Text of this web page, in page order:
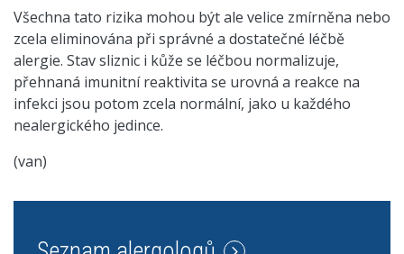
Všechna tato rizika mohou být ale velice zmírněna nebo
zcela eliminována při správné a dostatečné léčbě
alergie. Stav sliznic i kůže se léčbou normalizuje,
přehnaná imunitní reaktivita se urovná a reakce na
infekci jsou potom zcela normální, jako u každého
nealergického jedince.
(van)